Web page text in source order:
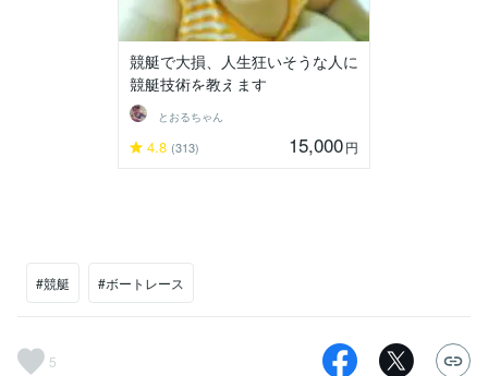
競艇で大損、人生狂いそうな人に
競艇技術を教えます
とおるちゃん
4.8 (313) 15,000円
#競艇 #ボートレース
5